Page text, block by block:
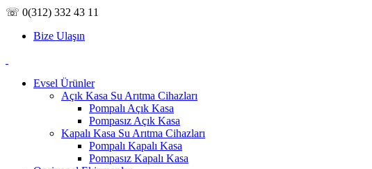
☏ 0(312) 332 43 11
Bize Ulaşın
Evsel Ürünler
Açık Kasa Su Arıtma Cihazları
Pompalı Açık Kasa
Pompasız Açık Kasa
Kapalı Kasa Su Arıtma Cihazları
Pompalı Kapalı Kasa
Pompasız Kapalı Kasa